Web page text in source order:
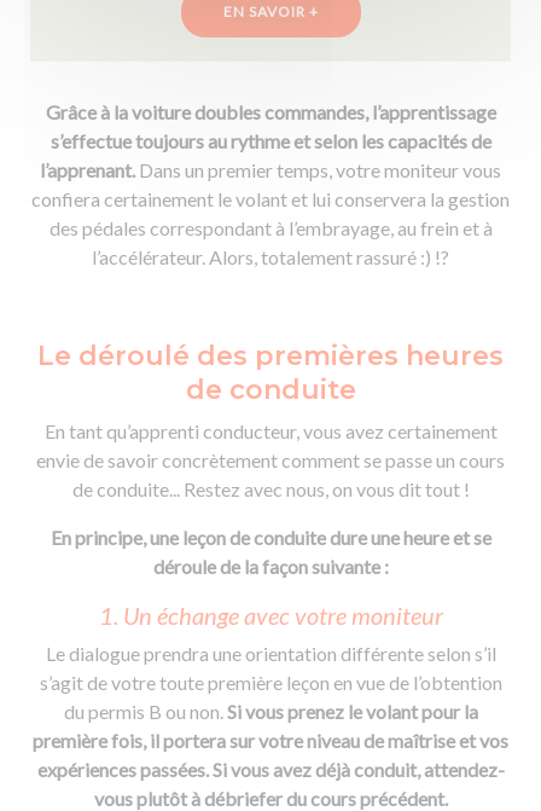
EN SAVOIR +
Grâce à la voiture doubles commandes, l’apprentissage
s’effectue toujours au rythme et selon les capacités de
l’apprenant.Dans un premier temps, votre moniteur vous
confiera certainement le volant et lui conservera la gestion
des pédales correspondant à l’embrayage, au frein et à
l’accélérateur. Alors, totalement rassuré :) !?
Le déroulé des premières heures
de conduite
En tant qu’apprenti conducteur, vous avez certainement
envie de savoir concrètement comment se passe un cours
de conduite... Restez avec nous, on vous dit tout !
En principe, une leçon de conduite dure une heure et se
déroule de la façon suivante :
1. Un échange avec votre moniteur
Le dialogue prendra une orientation différente selon s’il
s’agit de votre toute première leçon en vue de l’obtention
du permis B ou non.Si vous prenez le volant pour la
première fois, il portera sur votre niveau de maîtrise et vos
expériences passées. Si vous avez déjà conduit,attendez-
vous plutôt à débriefer du cours précédent.